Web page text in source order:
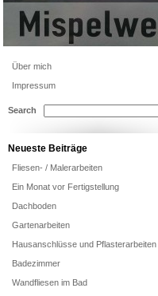
Über mich
Impressum
Search
Neueste Beiträge
Fliesen- / Malerarbeiten
Ein Monat vor Fertigstellung
Dachboden
Gartenarbeiten
Hausanschlüsse und Pflasterarbeiten
Badezimmer
Wandfliesen im Bad